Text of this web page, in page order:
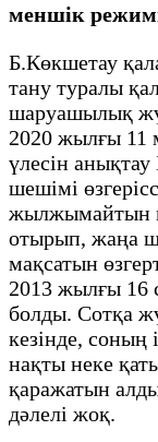
меншік
Б.Көкшетау
тану туралы
шаруашылық
2020 жылғы 11
үлесін
шешімі
жылжымайтын
отырып, жаңа
мақсатын
2013 жылғы 16
болды. Сотқа
кезінде,
нақты неке
қаражатын
дәлелі жоқ.